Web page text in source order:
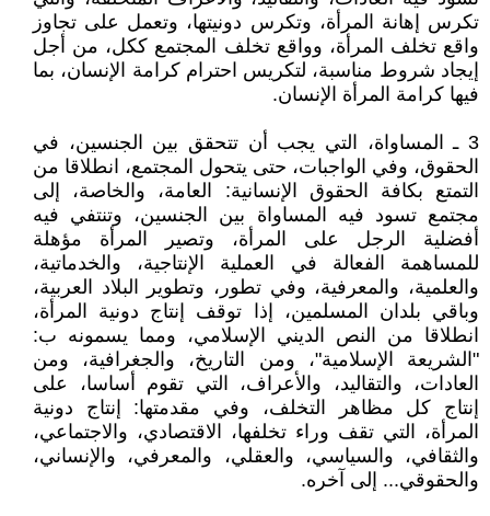
تكرس إهانة المرأة، وتكرس دونيتها، وتعمل على تجاوز
واقع تخلف المرأة، وواقع تخلف المجتمع ككل، من أجل
إيجاد شروط مناسبة، لتكريس احترام كرامة الإنسان، بما
فيها كرامة المرأة الإنسان.
3 ـ المساواة، التي يجب أن تتحقق بين الجنسين، في
الحقوق، وفي الواجبات، حتى يتحول المجتمع، انطلاقا من
التمتع بكافة الحقوق الإنسانية: العامة، والخاصة، إلى
مجتمع تسود فيه المساواة بين الجنسين، وتنتفي فيه
أفضلية الرجل على المرأة، وتصير المرأة مؤهلة
للمساهمة الفعالة في العملية الإنتاجية، والخدماتية،
والعلمية، والمعرفية، وفي تطور، وتطوير البلاد العربية،
وباقي بلدان المسلمين، إذا توقف إنتاج دونية المرأة،
انطلاقا من النص الديني الإسلامي، ومما يسمونه ب:
"الشريعة الإسلامية"، ومن التاريخ، والجغرافية، ومن
العادات، والتقاليد، والأعراف، التي تقوم أساسا، على
إنتاج كل مظاهر التخلف، وفي مقدمتها: إنتاج دونية
المرأة، التي تقف وراء تخلفها، الاقتصادي، والاجتماعي،
والثقافي، والسياسي، والعقلي، والمعرفي، والإنساني،
والحقوقي... إلى آخره.